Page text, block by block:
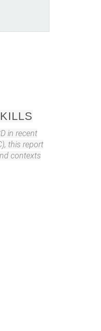
in recent
this report
contexts